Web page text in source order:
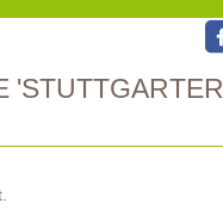
'STUTTGARTER